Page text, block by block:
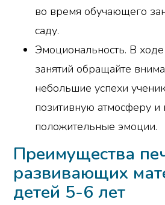
во время обучающего
саду.
Эмоциональность. В
занятий обращайте
небольшие успехи
позитивную атмосферу и
положительные эмоции.
Преимущества
развивающих
детей 5-6 лет